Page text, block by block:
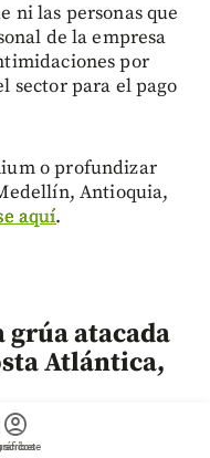
account_circle
ni las personas que
de la empresa
por
sector para el pago
o profundizar
Antioquia,
aquí.
grúa atacada
Atlántica,
trabajadores de